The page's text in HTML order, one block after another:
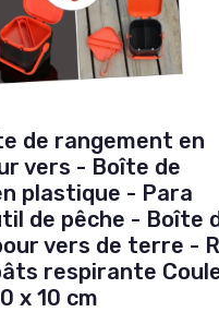
de rangement en
vers - Boîte de
plastique - Para
de pêche - Boîte
vers de terre -
respirante
x 10 cm